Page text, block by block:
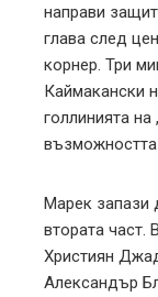
направи
глава след
корнер. Три
Каймакански
голлинията на
възможността
Марек запази
втората част.
Християн
Александър